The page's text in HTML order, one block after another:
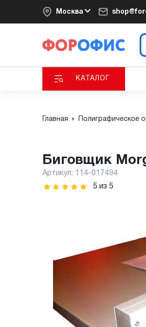
Москва
КАТАЛОГ
Главная Полиграфическое
Биговщик
Артикул:
114-017494
5 из 5